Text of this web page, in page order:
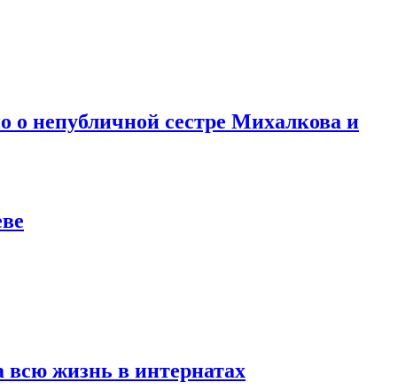
о непубличной сестре Михалкова и
всю жизнь в интернатах